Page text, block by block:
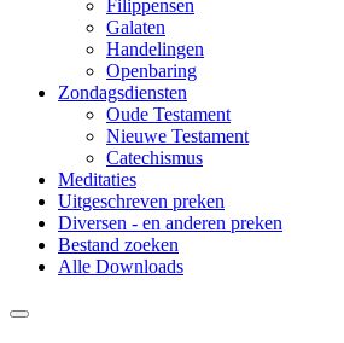
Filippensen
Galaten
Handelingen
Openbaring
Zondagsdiensten
Oude Testament
Nieuwe Testament
Catechismus
Meditaties
Uitgeschreven preken
Diversen - en anderen preken
Bestand zoeken
Alle Downloads